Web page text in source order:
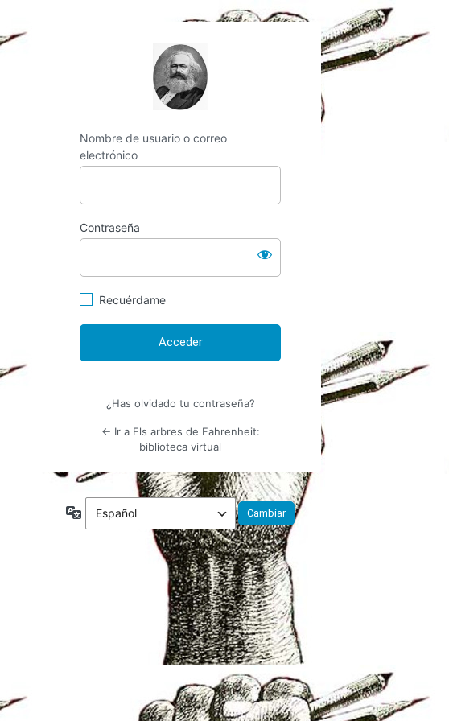
https://espai-marx.net/elsarbres
Nombre de usuario o correo
electrónico
Contraseña
Recuérdame
¿Has olvidado tu contraseña?
← Ir a Els arbres de Fahrenheit:
biblioteca virtual
Idioma